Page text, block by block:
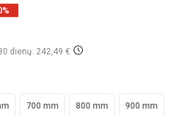
dienų: 242,49 €
700 mm 800 mm 900 mm